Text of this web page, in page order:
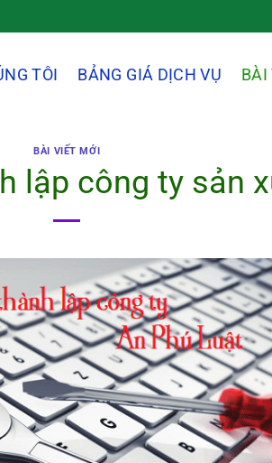
TÔI BẢNG GIÁ DỊCH VỤ BÀI
BÀI VIẾT MỚI
lập công ty sản